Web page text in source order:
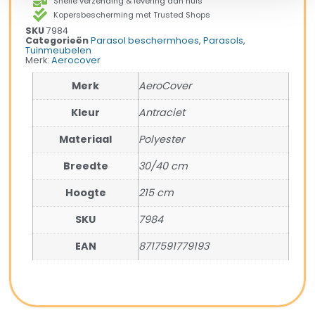
Kopersbescherming met Trusted Shops
SKU7984
Categorieën Parasol beschermhoes,Parasols,
Tuinmeubelen
Merk:Aerocover
Merk
AeroCover
Kleur
Antraciet
Materiaal
Polyester
Breedte
30/40 cm
Hoogte
215 cm
SKU
7984
EAN
8717591779193